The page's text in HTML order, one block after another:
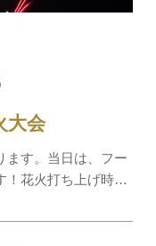
大会
ます。当日は、フー
！花火打ち上げ時間
ださい。無料のシャ